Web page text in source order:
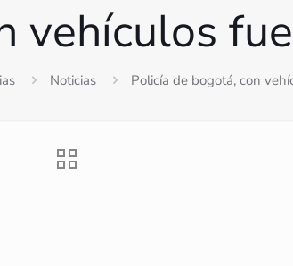
vehículos
Noticias Policía de bogotá, con